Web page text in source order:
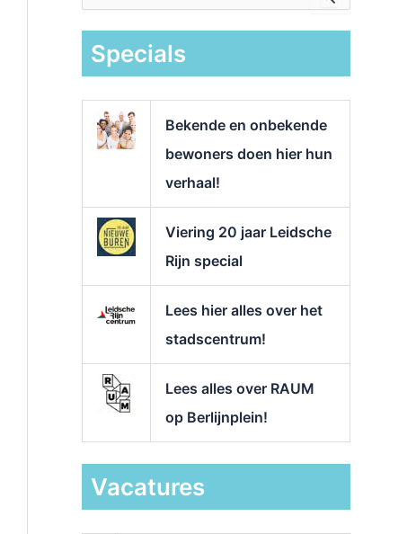
k
Specials
Bekende en onbekende
bewoners doen hier hun
verhaal!
Viering 20 jaar Leidsche
Rijn special
Lees hier alles over het
stadscentrum!
Lees alles over RAUM
op Berlijnplein!
Vacatures